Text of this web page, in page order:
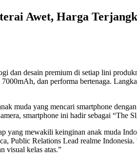
Awet, Harga
desain premium di setiap lini
dan performa bertenaga.
muda yang mencari smartphone
smartphone ini hadir sebagai “The
yang mewakili keinginan anak muda
Public Relations Lead realme
visual kelas atas.”